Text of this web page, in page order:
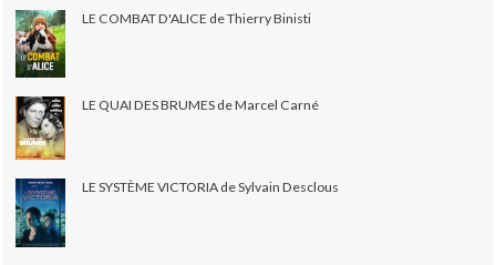
LE COMBAT D'ALICE de Thierry Binisti
LE QUAI DES BRUMES de Marcel Carné
LE SYSTÈME VICTORIA de Sylvain Desclous